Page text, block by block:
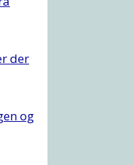
der
og